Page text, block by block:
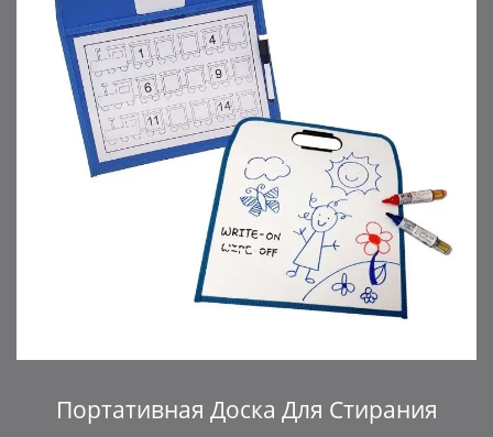
Портативная Доска Для Стирания